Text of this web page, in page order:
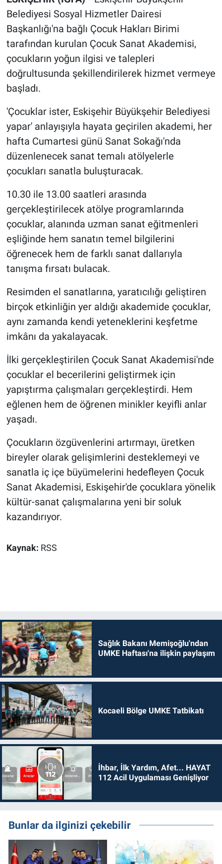
Belediyesi Sosyal Hizmetler Dairesi
Başkanlığı'na bağlı Çocuk Hakları Birimi
tarafından kurulan Çocuk Sanat Akademisi,
çocukların yoğun ilgisi ve talepleri
doğrultusunda şekillendirilerek hizmet vermeye
başladı.
'Çocuklar ister, Eskişehir Büyükşehir Belediyesi
yapar' anlayışıyla hayata geçirilen akademi, her
hafta Cumartesi günü Sanat Sokağı'nda
düzenlenecek sanat temalı atölyelerle
çocukları sanatla buluşturacak.
10.30 ile 13.00 saatleri arasında
gerçekleştirilecek atölye programlarında
çocuklar, alanında uzman sanat eğitmenleri
eşliğinde hem sanatın temel bilgilerini
öğrenecek hem de farklı sanat dallarıyla
tanışma fırsatı bulacak.
Resimden el sanatlarına, yaratıcılığı geliştiren
birçok etkinliğin yer aldığı akademide çocuklar,
aynı zamanda kendi yeteneklerini keşfetme
imkânı da yakalayacak.
İlki gerçekleştirilen Çocuk Sanat Akademisi'nde
çocuklar el becerilerini geliştirmek için
yapıştırma çalışmaları gerçekleştirdi. Hem
eğlenen hem de öğrenen minikler keyifli anlar
yaşadı.
Çocukların özgüvenlerini artırmayı, üretken
bireyler olarak gelişimlerini desteklemeyi ve
sanatla iç içe büyümelerini hedefleyen Çocuk
Sanat Akademisi, Eskişehir'de çocuklara yönelik
kültür-sanat çalışmalarına yeni bir soluk
kazandırıyor.
Kaynak: RSS
Sağlık Bakanı Memişoğlu'ndan
UMKE Haftası'na ilişkin paylaşım
Kocaeli Bölge UMKE Tatbikatı
İhbar, İlk Yardım, Afet... HAYAT
112 Acil Uygulaması Genişliyor
Bunlar da ilginizi çekebilir